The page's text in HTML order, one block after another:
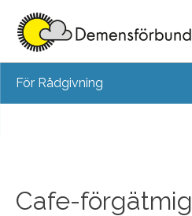
content
För Rådgivning
Cafe-